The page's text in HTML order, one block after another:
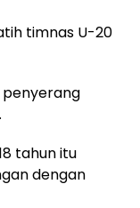
timnas U-20
penyerang
tahun itu
dengan